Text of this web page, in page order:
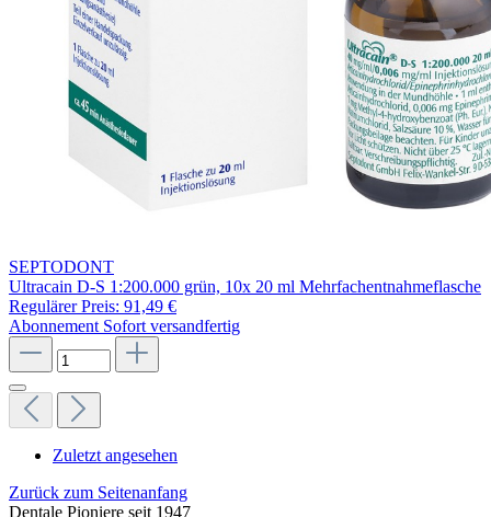
SEPTODONT
Ultracain D-S 1:200.000 grün, 10x 20 ml Mehrfachentnahmeflasche
Regulärer Preis: 91,49 €
Abonnement Sofort versandfertig
Zuletzt angesehen
Zurück zum Seitenanfang
Dentale Pioniere seit 1947